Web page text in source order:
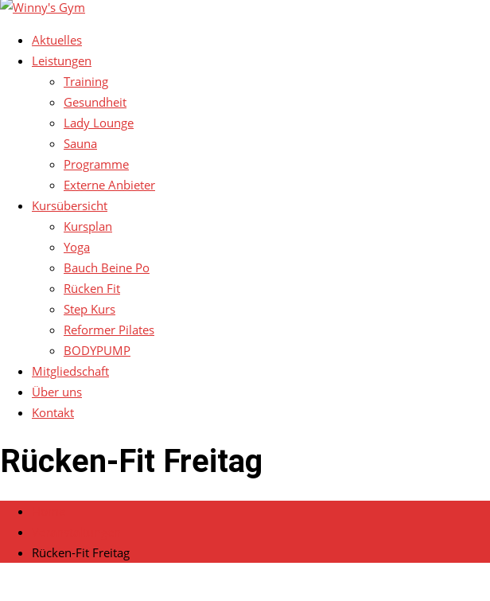
Aktuelles
Leistungen
Training
Gesundheit
Lady Lounge
Sauna
Programme
Externe Anbieter
Kursübersicht
Kursplan
Yoga
Bauch Beine Po
Rücken Fit
Step Kurs
Reformer Pilates
BODYPUMP
Mitgliedschaft
Über uns
Kontakt
Rücken-Fit Freitag
Rücken-Fit Freitag